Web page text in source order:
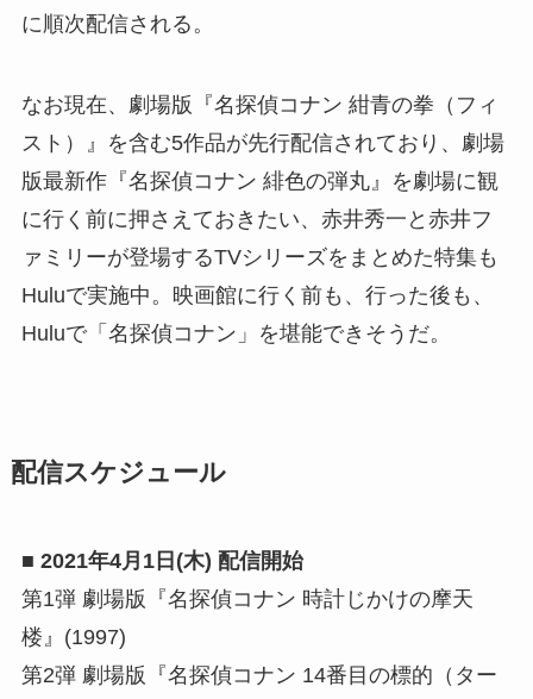
に順次配信される。
なお現在、劇場版『名探偵コナン 紺⻘の拳（フィ
スト）』を含む5作品が先行配信されており、劇場
版最新作『名探偵コナン 緋色の弾丸』を劇場に観
に⾏く前に押さえておきたい、⾚井秀⼀と⾚井フ
ァミリーが登場するTVシリーズをまとめた特集も
Huluで実施中。映画館に行く前も、行った後も、
Huluで「名探偵コナン」を堪能できそうだ。
配信スケジュール
■ 2021年4⽉1⽇(⽊) 配信開始
第1弾 劇場版『名探偵コナン 時計じかけの摩天
楼』(1997)
第2弾 劇場版『名探偵コナン 14番⽬の標的（ター